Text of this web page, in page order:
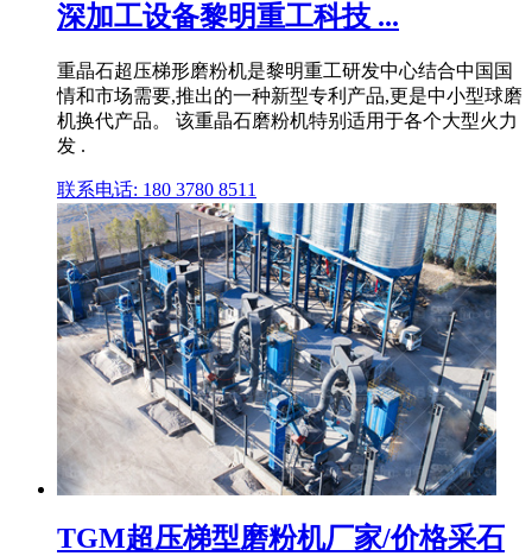
深加工设备黎明重工科技 ...
重晶石超压梯形磨粉机是黎明重工研发中心结合中国国
情和市场需要,推出的一种新型专利产品,更是中小型球磨
机换代产品。 该重晶石磨粉机特别适用于各个大型火力
发 .
联系电话: 180 3780 8511
TGM超压梯型磨粉机厂家/价格采石